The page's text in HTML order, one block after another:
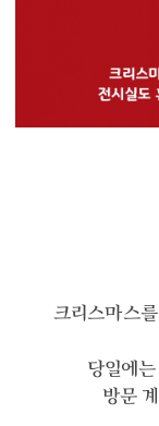
크리스마스
당일에
방문